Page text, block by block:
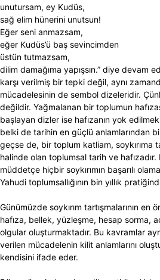
unutursam, ey Kudüs,
sağ elim hünerini unutsun!
Eğer seni anmazsam,
eğer Kudüs’ü baş sevincimden
üstün tutmazsam,
dilim damağıma yapışsın.” diye devam
karşı verilmiş bir tepki değil, aynı
mücadelesinin de sembol dizeleridir.
değildir. Yağmalanan bir toplumun
başlayan dizler ise hafızanın yok
belki de tarihin en güçlü anlamlarından
geçse de, bir toplum katliam, soykırıma
halinde olan toplumsal tarih ve
müddetçe hiçbir soykırımın başarılı
Yahudi toplumsallığının bin yıllık
Günümüzde soykırım tartışmalarının
hafıza, bellek, yüzleşme, hesap sorma,
olgular oluşturmaktadır. Bu kavramlar
verilen mücadelenin kilit anlamlarını
kendisini ifade eder.